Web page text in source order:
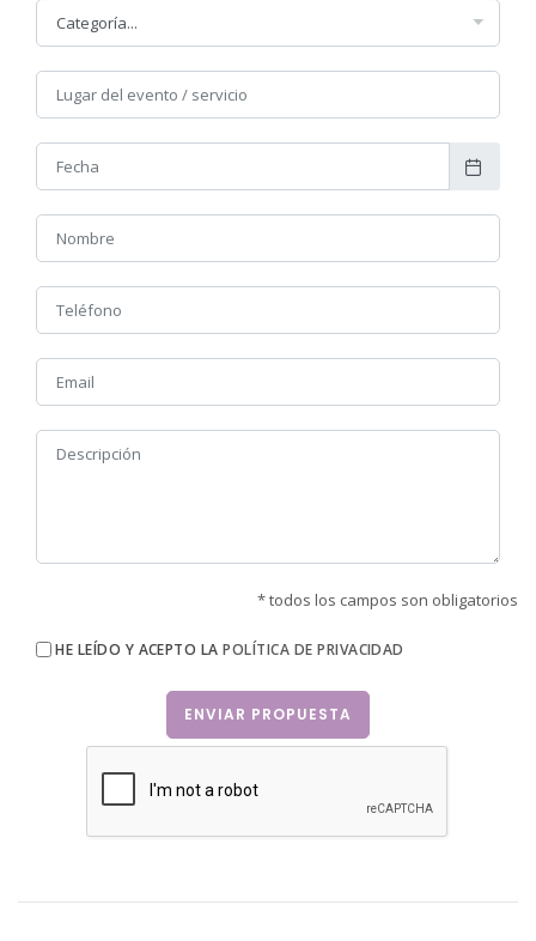
EL FORMULARIO ADJUNTO
* todos los campos son obligatorios
HE LEÍDO Y ACEPTO LAPOLÍTICA DE PRIVACIDAD
ENVIAR PROPUESTA